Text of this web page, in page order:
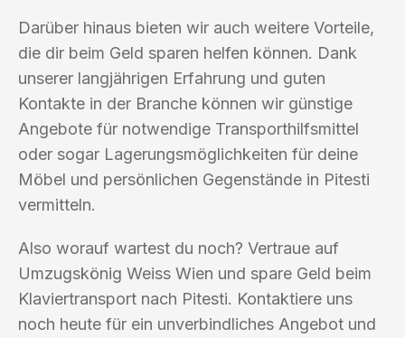
Darüber hinaus bieten wir auch weitere Vorteile,
die dir beim Geld sparen helfen können. Dank
unserer langjährigen Erfahrung und guten
Kontakte in der Branche können wir günstige
Angebote für notwendige Transporthilfsmittel
oder sogar Lagerungsmöglichkeiten für deine
Möbel und persönlichen Gegenstände in Pitesti
vermitteln.
Also worauf wartest du noch? Vertraue auf
Umzugskönig Weiss Wien und spare Geld beim
Klaviertransport nach Pitesti. Kontaktiere uns
noch heute für ein unverbindliches Angebot und